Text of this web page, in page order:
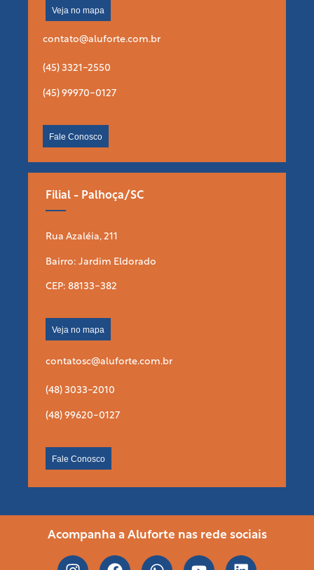
Veja no mapa
contato@aluforte.com.br
(45) 3321-2550
(45) 99970-0127
Fale Conosco
Filial - Palhoça/SC
Rua Azaléia, 211
Bairro: Jardim Eldorado
CEP: 88133-382
Veja no mapa
contatosc@aluforte.com.br
(48) 3033-2010
(48) 99620-0127
Fale Conosco
Acompanha a Aluforte nas rede sociais